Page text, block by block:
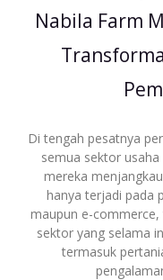
Nabila Farm
Di tengah pesatnya
semua sektor
mereka
hanya terjadi pada
maupun e-
sektor yang selama
termasuk